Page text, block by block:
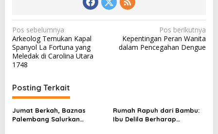
N
a
v
i
g
a
s
i
Pos sebelumnya
Arkeolog Temukan Kapal
Spanyol La Fortuna yang
Meledak di Carolina Utara
1748
Pos berikutnya
Kepentingan Peran Wanita
dalam Pencegahan Dengue
Posting Terkait
Jumat Berkah, Baznas
Palembang Salurkan
Rumah Rapuh dari Bambu:
Ibu Delila Berharap